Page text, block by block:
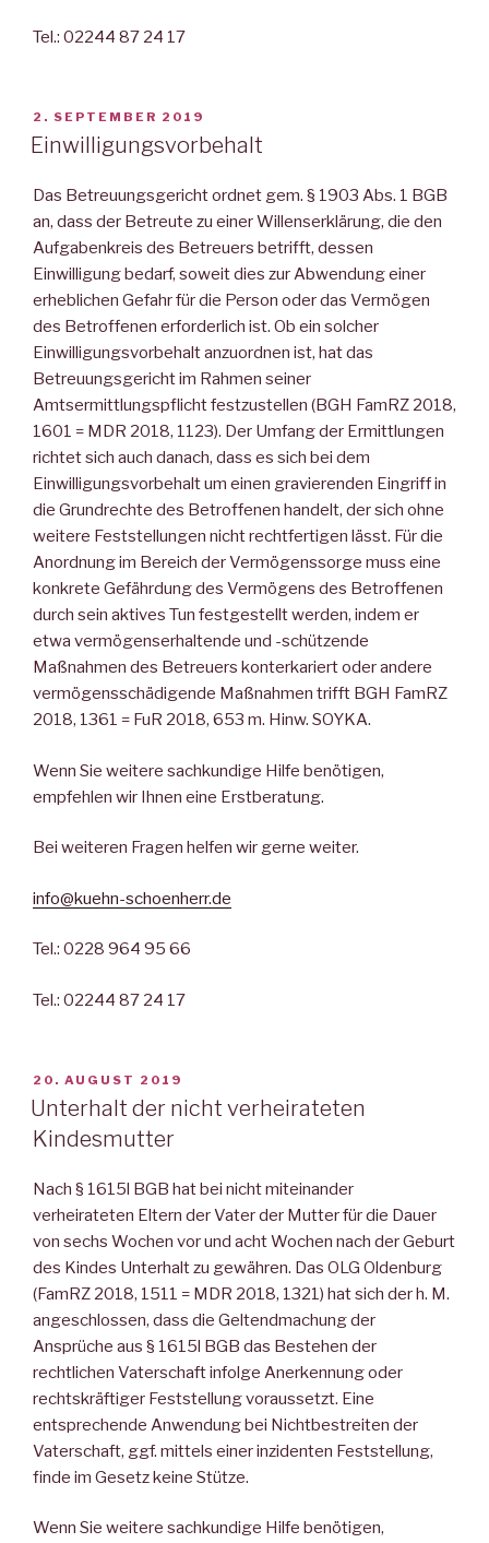
Tel.: 02244 87 24 17
VERÖFFENTLICHT
AM
2. SEPTEMBER 2019
Einwilligungsvorbehalt
Das Betreuungsgericht ordnet gem. § 1903 Abs. 1 BGB
an, dass der Betreute zu einer Willenserklärung, die den
Aufgabenkreis des Betreuers betrifft, dessen
Einwilligung bedarf, soweit dies zur Abwendung einer
erheblichen Gefahr für die Person oder das Vermögen
des Betroffenen erforderlich ist. Ob ein solcher
Einwilligungsvorbehalt anzuordnen ist, hat das
Betreuungsgericht im Rahmen seiner
Amtsermittlungspflicht festzustellen (BGH FamRZ 2018,
1601 = MDR 2018, 1123). Der Umfang der Ermittlungen
richtet sich auch danach, dass es sich bei dem
Einwilligungsvorbehalt um einen gravierenden Eingriff in
die Grundrechte des Betroffenen handelt, der sich ohne
weitere Feststellungen nicht rechtfertigen lässt. Für die
Anordnung im Bereich der Vermögenssorge muss eine
konkrete Gefährdung des Vermögens des Betroffenen
durch sein aktives Tun festgestellt werden, indem er
etwa vermögenserhaltende und -schützende
Maßnahmen des Betreuers konterkariert oder andere
vermögensschädigende Maßnahmen trifft BGH FamRZ
2018, 1361 = FuR 2018, 653 m. Hinw. SOYKA.
Wenn Sie weitere sachkundige Hilfe benötigen,
empfehlen wir Ihnen eine Erstberatung.
Bei weiteren Fragen helfen wir gerne weiter.
info@kuehn-schoenherr.de
Tel.: 0228 964 95 66
Tel.: 02244 87 24 17
VERÖFFENTLICHT
AM
20. AUGUST 2019
Unterhalt der nicht verheirateten
Kindesmutter
Nach § 1615l BGB hat bei nicht miteinander
verheirateten Eltern der Vater der Mutter für die Dauer
von sechs Wochen vor und acht Wochen nach der Geburt
des Kindes Unterhalt zu gewähren. Das OLG Oldenburg
(FamRZ 2018, 1511 = MDR 2018, 1321) hat sich der h. M.
angeschlossen, dass die Geltendmachung der
Ansprüche aus § 1615l BGB das Bestehen der
rechtlichen Vaterschaft infolge Anerkennung oder
rechtskräftiger Feststellung voraussetzt. Eine
entsprechende Anwendung bei Nichtbestreiten der
Vaterschaft, ggf. mittels einer inzidenten Feststellung,
finde im Gesetz keine Stütze.
Wenn Sie weitere sachkundige Hilfe benötigen,